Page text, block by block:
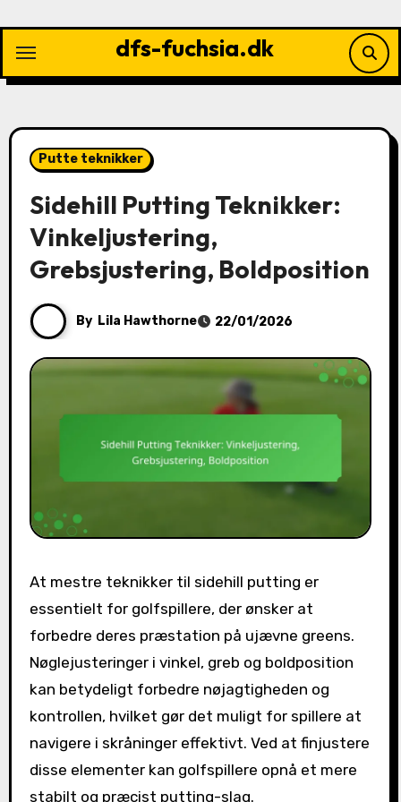
content
dfs-fuchsia.dk
Putte teknikker
Sidehill Putting Teknikker:
Vinkeljustering,
Grebsjustering, Boldposition
By Lila Hawthorne 22/01/2026
At mestre teknikker til sidehill putting er
essentielt for golfspillere, der ønsker at
forbedre deres præstation på ujævne greens.
Nøglejusteringer i vinkel, greb og boldposition
kan betydeligt forbedre nøjagtigheden og
kontrollen, hvilket gør det muligt for spillere at
navigere i skråninger effektivt. Ved at finjustere
disse elementer kan golfspillere opnå et mere
stabilt og præcist putting-slag.